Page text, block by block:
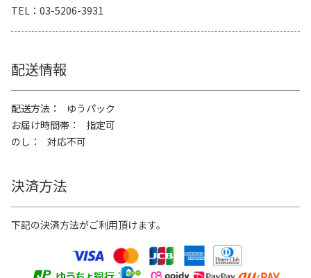
TEL
03-5206-3931
配送情報
配送方法
ゆうパック
お届け時間帯
指定可
のし
対応不可
決済方法
下記の決済方法がご利用頂けます。